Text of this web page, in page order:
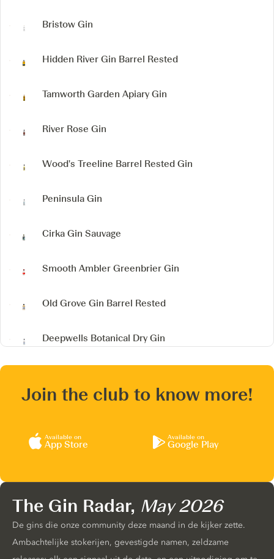
Bristow Gin
Hidden River Gin Barrel Rested
Tamworth Garden Apiary Gin
River Rose Gin
Wood's Treeline Barrel Rested Gin
Peninsula Gin
Cirka Gin Sauvage
Smooth Ambler Greenbrier Gin
Old Grove Gin Barrel Rested
Deepwells Botanical Dry Gin
Join the club to know more!
Available on
App Store
Available on
Google Play
The Gin Radar, May 2026
De gins die onze community deze maand in de kijker zette.
Ambachtelijke stokerijen, gevestigde namen, zeldzame